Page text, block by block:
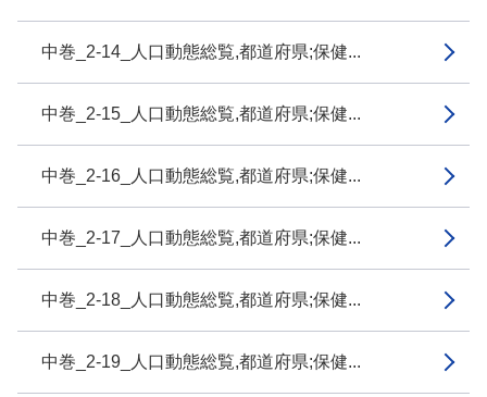
中巻_2-14_人口動態総覧,都道府県;保健...
中巻_2-15_人口動態総覧,都道府県;保健...
中巻_2-16_人口動態総覧,都道府県;保健...
中巻_2-17_人口動態総覧,都道府県;保健...
中巻_2-18_人口動態総覧,都道府県;保健...
中巻_2-19_人口動態総覧,都道府県;保健...